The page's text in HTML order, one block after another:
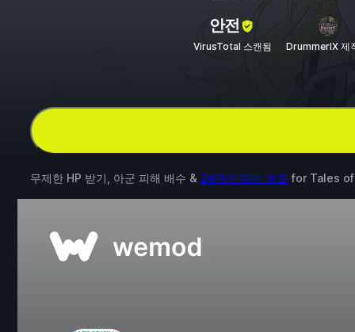
안전
VirusTotal 스캔됨 DrummerIX 제
무제한 HP 받기, 아군 피해 배수 & 24개의 다른 모드 for Tales